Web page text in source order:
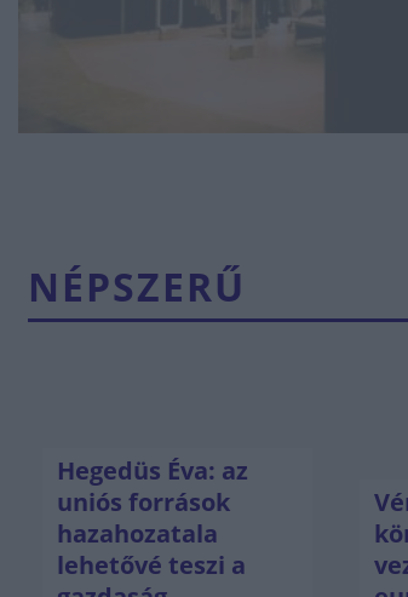
NÉPSZERŰ
Hegedüs Éva: az
uniós források
hazahozatala
lehetővé teszi a